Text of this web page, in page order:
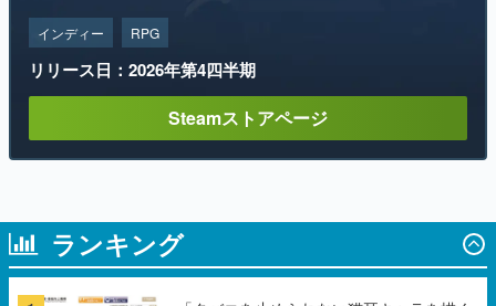
インディー RPG
リリース日：2026年第4四半期
Steamストアページ
ランキング